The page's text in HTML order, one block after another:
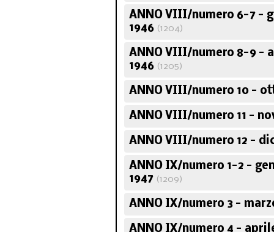
ANNO VIII/numero 6-7 -
1946 (1204)
ANNO VIII/numero 8-9 -
1946 (1205)
ANNO VIII/numero 10 -
ANNO VIII/numero 11 -
ANNO VIII/numero 12 -
ANNO IX/numero 1-2 -
1947 (1209)
ANNO IX/numero 3 -
ANNO IX/numero 4 -